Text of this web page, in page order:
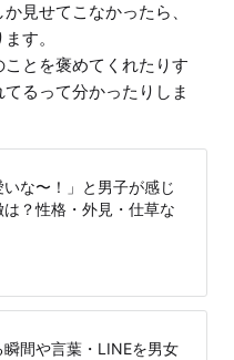
見せてこなかったら、
す。
とを褒めてくれたりす
るって分かったりしま
いな〜！」と男子が感じ
？性格・外見・仕草な
瞬間や言葉・LINEを男女